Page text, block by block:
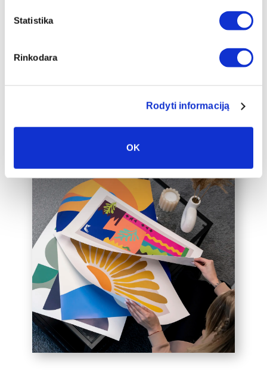
Statistika
Rinkodara
Rodyti informaciją
OK
auksinį 2cm pločio rėmelį, kuris drobę
interjero akcentu.
Jūsų jau turimą drobę, susisiekite su